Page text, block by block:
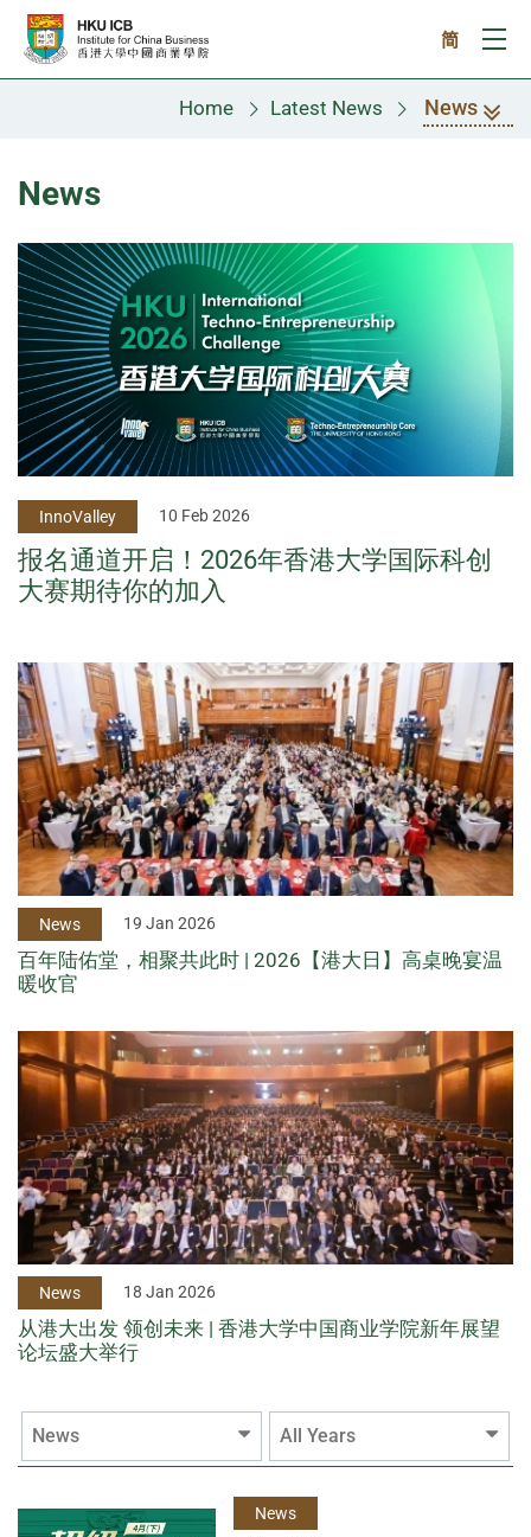
Skip to main content
简
Home Latest News News
News
InnoValley 10 Feb 2026
报名通道开启！2026年香港大学国际科创
大赛期待你的加入
News 19 Jan 2026
百年陆佑堂，相聚共此时 | 2026【港大日】高桌晚宴温
暖收官
News 18 Jan 2026
从港大出发 领创未来 | 香港大学中国商业学院新年展望
论坛盛大举行
News All Years
News